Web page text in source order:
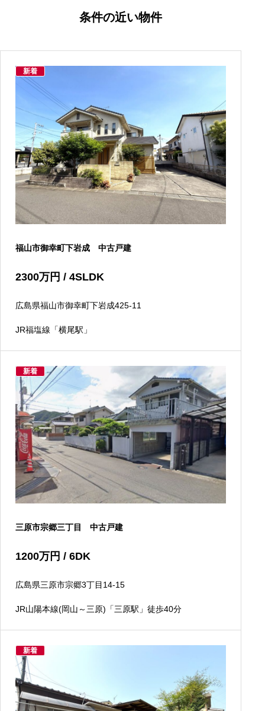
条件の近い物件
新着
福山市御幸町下岩成 中古戸建
2300万円 / 4SLDK
広島県福山市御幸町下岩成425-11
JR福塩線「横尾駅」
新着
三原市宗郷三丁目 中古戸建
1200万円 / 6DK
広島県三原市宗郷3丁目14-15
JR山陽本線(岡山～三原)「三原駅」徒歩40分
新着